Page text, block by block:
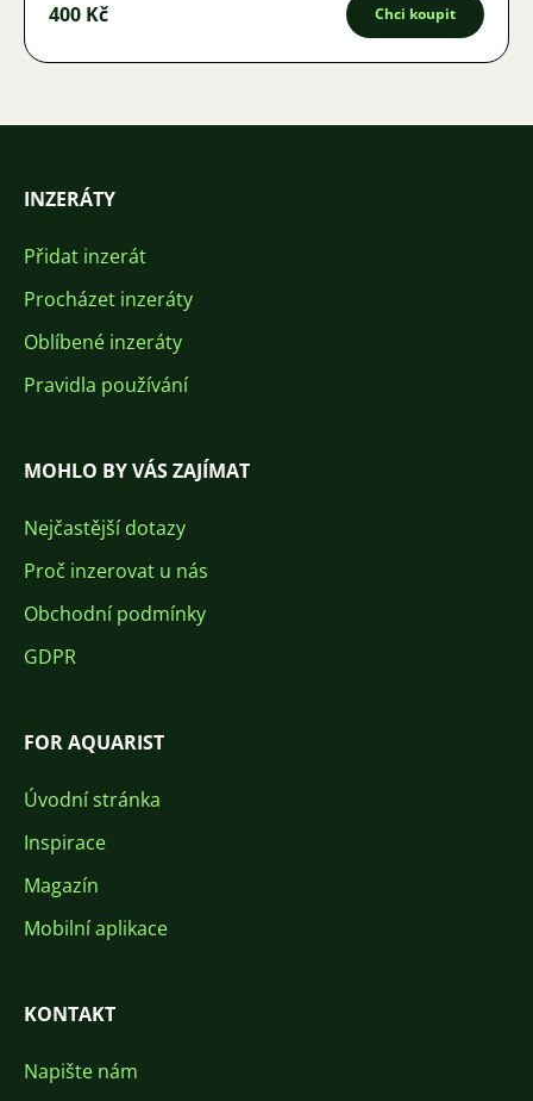
400 Kč Chci koupit
INZERÁTY
Přidat inzerát
Procházet inzeráty
Oblíbené inzeráty
Pravidla používání
MOHLO BY VÁS ZAJÍMAT
Nejčastější dotazy
Proč inzerovat u nás
Obchodní podmínky
GDPR
FOR AQUARIST
Úvodní stránka
Inspirace
Magazín
Mobilní aplikace
KONTAKT
Napište nám